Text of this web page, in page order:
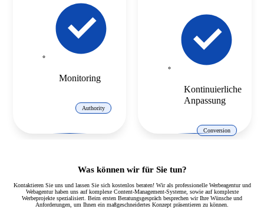
Monitoring
Authority
Kontinuierliche
Anpassung
Conversion
Was können wir für Sie tun?
Kontaktieren Sie uns und lassen Sie sich kostenlos beraten! Wir als professionelle Werbeagentur und
Webagentur haben uns auf komplexe Content-Management-Systeme, sowie auf komplexte
Werbeprojekte spezialisiert. Beim ersten Beratungsgespräch besprechen wir Ihre Wünsche und
Anforderungen, um Ihnen ein maßgeschneidertes Konzept präsentieren zu können.